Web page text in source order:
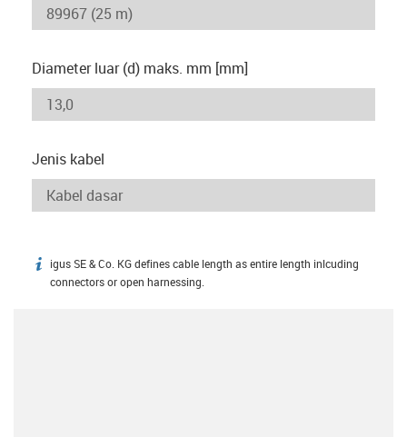
Diameter luar (d) maks. mm [mm]
Jenis kabel
igus-icon-info
igus SE & Co. KG defines cable length as entire length inlcuding
connectors or open harnessing.